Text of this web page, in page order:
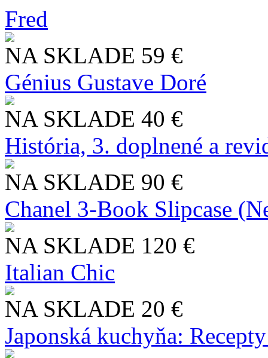
Fred
NA SKLADE 59 €
Génius Gustave Doré
NA SKLADE 40 €
História, 3. doplnené a
NA SKLADE 90 €
Chanel 3-Book Slipcase
NA SKLADE 120 €
Italian Chic
NA SKLADE 20 €
Japonská kuchyňa: